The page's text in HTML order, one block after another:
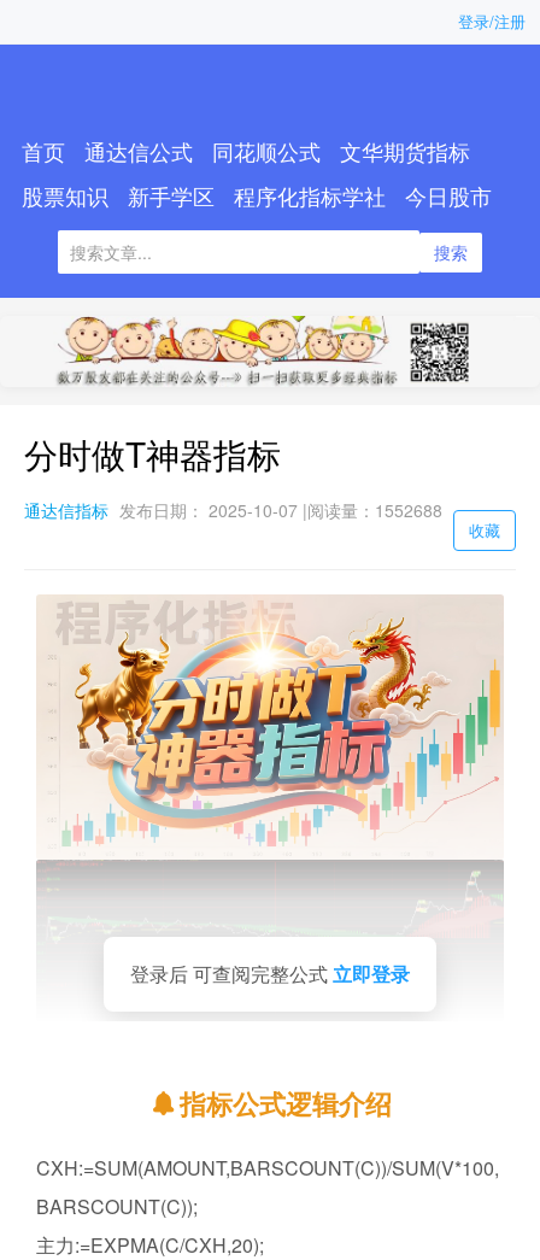
登录/注册
首页 通达信公式 同花顺公式
文华期货指标
股票知识
新手学区 程序化指标学社 今日股市
搜索
分时做T神器指标
通达信指标 发布日期： 2025-10-07 |阅读量：1552688
收藏
登录后 可查阅完整公式立即登录
指标公式逻辑介绍
CXH:=SUM(AMOUNT,BARSCOUNT(C))/SUM(V*100,
BARSCOUNT(C));
主力:=EXPMA(C/CXH,20);